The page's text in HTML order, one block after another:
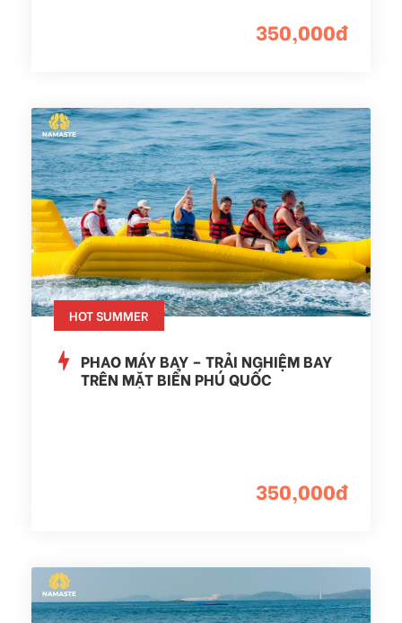
350,000đ
HOT SUMMER
PHAO MÁY BAY – TRẢI NGHIỆM BAY
TRÊN MẶT BIỂN PHÚ QUỐC
350,000đ